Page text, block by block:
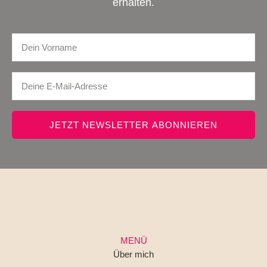
JETZT NEWSLETTER ABONNIEREN
MENÜ
Über mich